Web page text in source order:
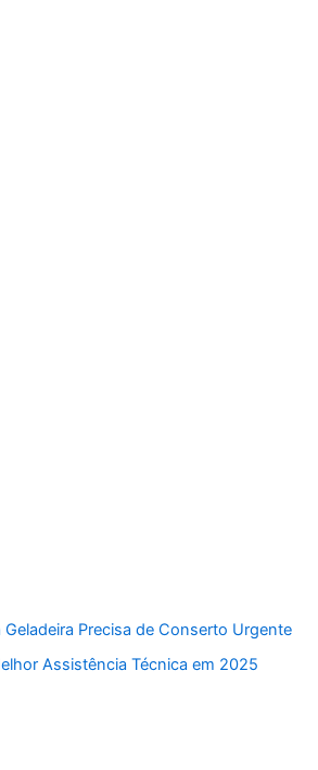
Geladeira Precisa de Conserto Urgente
Assistência Técnica em 2025